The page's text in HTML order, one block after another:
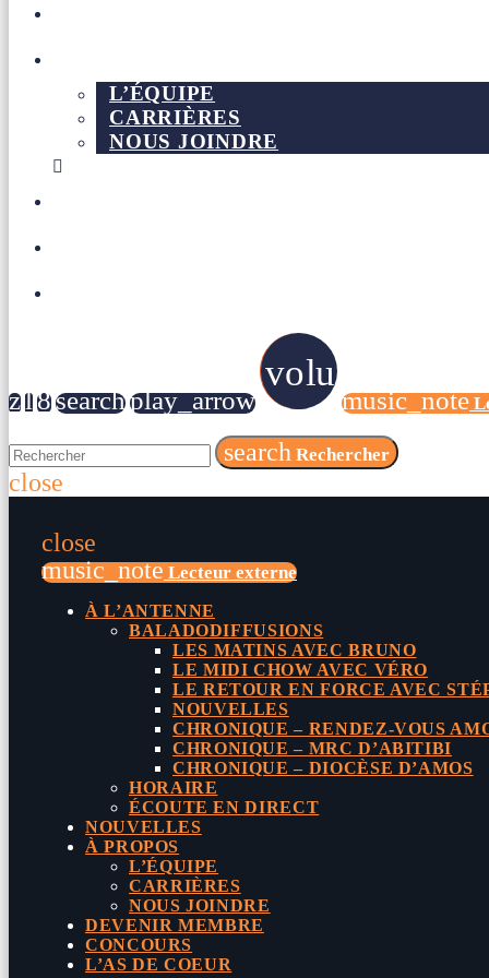
L’ÉQUIPE
CARRIÈRES
NOUS JOINDRE
searchplay_arrow
volume_up
music_note
search Rechercher
close
close
music_note Lecteur externe
À L’ANTENNE
BALADODIFFUSIONS
LES MATINS AVEC BRUNO
LE MIDI CHOW AVEC VÉRO
LE RETOUR EN FORCE AVEC
NOUVELLES
CHRONIQUE – RENDEZ-VOUS
CHRONIQUE – MRC D’ABITIBI
CHRONIQUE – DIOCÈSE D’AMOS
HORAIRE
ÉCOUTE EN DIRECT
NOUVELLES
À PROPOS
L’ÉQUIPE
CARRIÈRES
NOUS JOINDRE
DEVENIR MEMBRE
CONCOURS
L’AS DE COEUR